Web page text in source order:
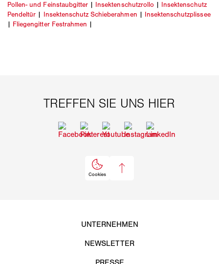
Pollen- und Feinstaubgitter | Insektenschutzrollo | Insektenschutz
Pendeltür | Insektenschutz Schieberahmen | Insektenschutzplissee
| Fliegengitter Festrahmen |